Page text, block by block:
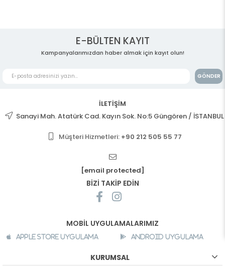
E-BÜLTEN KAYIT
Kampanyalarımızdan haber almak için kayıt olun!
GÖNDER
İLETİŞİM
Sanayi Mah. Atatürk Cad. Kayın Sok. No:5 Güngören / İSTANBUL
Müşteri Hizmetleri: +90 212 505 55 77
[email protected]
BİZİ TAKİP EDİN
MOBİL UYGULAMALARIMIZ
Apple Store Uygulama Android Uygulama
KURUMSAL